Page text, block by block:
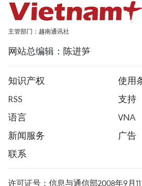
主管部门：越南通讯社
网站总编辑：陈进笋
知识产权
使用
RSS
支持
语言
VNA
新闻服务
广告
联系
许可证号：信息与通信部2008年9月